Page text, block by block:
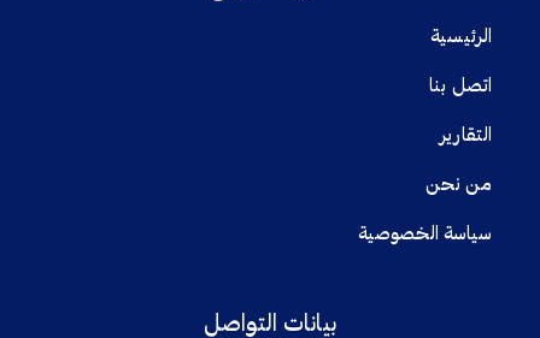
الرئيسية
اتصل بنا
التقارير
من نحن
سياسة الخصوصية
بيانات التواصل